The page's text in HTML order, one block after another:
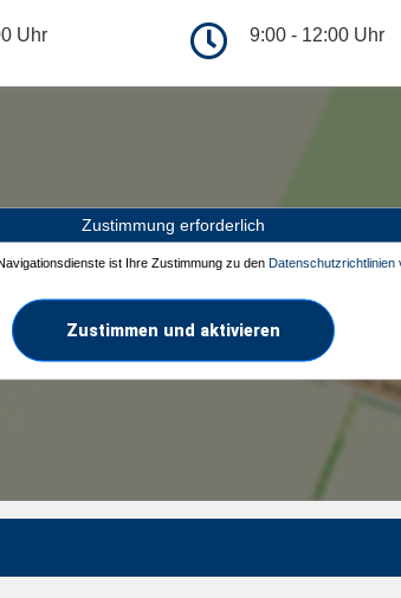
Uhr 9:00 - 12:00 Uhr
Zustimmung erforderlich
ist Ihre Zustimmung zu den Datenschutzrichtlinien
Zustimmen und aktivieren